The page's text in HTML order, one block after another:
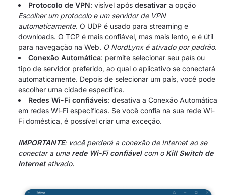
Protocolo de VPN: visível após desativar a opção
Escolher um protocolo e um servidor de VPN
automaticamente. O UDP é usado para streaming e
downloads. O TCP é mais confiável, mas mais lento, e é útil
para navegação na Web. O NordLynx é ativado por padrão.
Conexão Automática: permite selecionar seu país ou
tipo de servidor preferido, ao qual o aplicativo se conectará
automaticamente. Depois de selecionar um país, você pode
escolher uma cidade específica.
Redes Wi-Fi confiáveis: desativa a Conexão Automática
em redes Wi-Fi específicas. Se você confia na sua rede Wi-
Fi doméstica, é possível criar uma exceção.
IMPORTANTE: você perderá a conexão de Internet ao se
conectar a uma rede Wi-Fi confiávelcom o Kill Switch de
Internetativado.